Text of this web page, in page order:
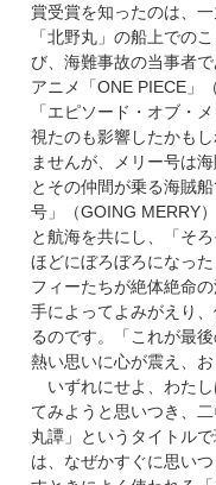
賞受賞を知ったのは、
「北野丸」の船上での
び、海難事故の当事者
アニメ「ONE PIECE」
「エピソード・オブ・
視たのも影響したかも
ませんが、メリー号は
とその仲間が乗る海賊
号」（GOING MERRY
と航海を共にし、「そ
ほどにぼろぼろになっ
フィーたちが絶体絶命
手によってよみがえり
るのです。「これが最
熱い思いに心が震え、
いずれにせよ、わたし
てみようと思いつき、
丸譚」というタイトル
は、なぜかすぐに思い